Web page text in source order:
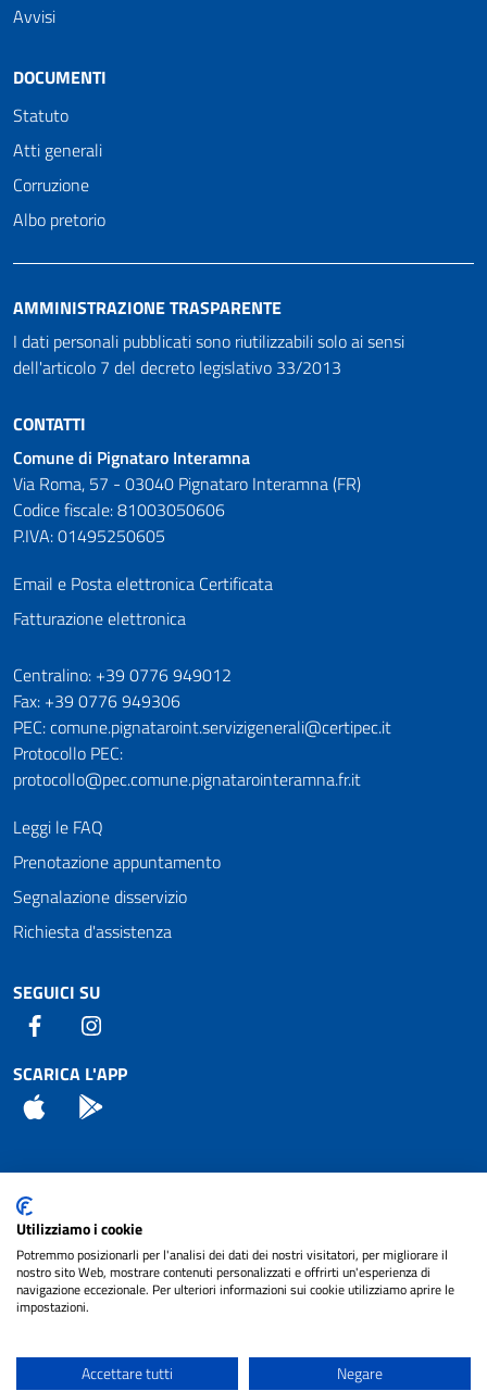
Avvisi
DOCUMENTI
Statuto
Atti generali
Corruzione
Albo pretorio
AMMINISTRAZIONE TRASPARENTE
I dati personali pubblicati sono riutilizzabili solo ai sensi
dell'articolo 7 del decreto legislativo 33/2013
CONTATTI
Comune di Pignataro Interamna
Via Roma, 57 - 03040 Pignataro Interamna (FR)
Codice fiscale: 81003050606
P.IVA: 01495250605
Email e Posta elettronica Certificata
Fatturazione elettronica
Numeri utili
Centralino: +39 0776 949012
Fax: +39 0776 949306
PEC: comune.pignataroint.servizigenerali@certipec.it
Protocollo PEC:
protocollo@pec.comune.pignatarointeramna.fr.it
Leggi le FAQ
Prenotazione appuntamento
Segnalazione disservizio
Richiesta d'assistenza
SEGUICI SU
Facebook
SCARICA L'APP
App Store
Attuazione Misure PNRR
Piano di miglioramento del sito
Note legali
cura diNET SMART
Utilizziamo i cookie
Potremmo posizionarli per l'analisi dei dati dei nostri visitatori, per migliorare il
nostro sito Web, mostrare contenuti personalizzati e offrirti un'esperienza di
navigazione eccezionale. Per ulteriori informazioni sui cookie utilizziamo aprire le
impostazioni.
Accettare tutti Negare